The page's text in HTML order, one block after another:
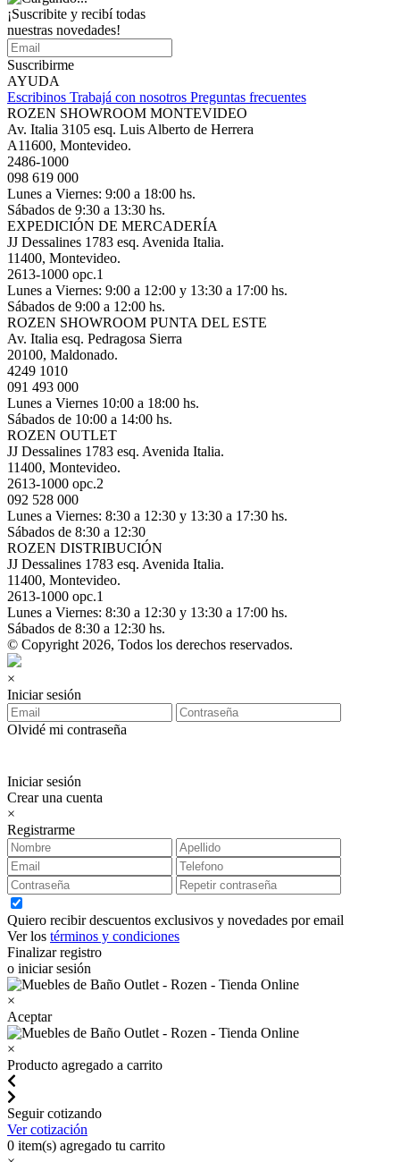
¡Suscribite y recibí todas
nuestras novedades!
Suscribirme
AYUDA
Escribinos Trabajá con nosotros Preguntas frecuentes
ROZEN SHOWROOM MONTEVIDEO
Av. Italia 3105 esq. Luis Alberto de Herrera
A11600, Montevideo.
2486-1000
098 619 000
Lunes a Viernes: 9:00 a 18:00 hs.
Sábados de 9:30 a 13:30 hs.
EXPEDICIÓN DE MERCADERÍA
JJ Dessalines 1783 esq. Avenida Italia.
11400, Montevideo.
2613-1000 opc.1
Lunes a Viernes: 9:00 a 12:00 y 13:30 a 17:00 hs.
Sábados de 9:00 a 12:00 hs.
ROZEN SHOWROOM PUNTA DEL ESTE
Av. Italia esq. Pedragosa Sierra
20100, Maldonado.
4249 1010
091 493 000
Lunes a Viernes 10:00 a 18:00 hs.
Sábados de 10:00 a 14:00 hs.
ROZEN OUTLET
JJ Dessalines 1783 esq. Avenida Italia.
11400, Montevideo.
2613-1000 opc.2
092 528 000
Lunes a Viernes: 8:30 a 12:30 y 13:30 a 17:30 hs.
Sábados de 8:30 a 12:30
ROZEN DISTRIBUCIÓN
JJ Dessalines 1783 esq. Avenida Italia.
11400, Montevideo.
2613-1000 opc.1
Lunes a Viernes: 8:30 a 12:30 y 13:30 a 17:00 hs.
Sábados de 8:30 a 12:30 hs.
© Copyright 2026, Todos los derechos reservados.
×
Iniciar sesión
Olvidé mi contraseña
Iniciar sesión
Crear una cuenta
×
Registrarme
Quiero recibir descuentos exclusivos y novedades por email
Ver los términos y condiciones
Finalizar registro
o iniciar sesión
×
Aceptar
×
Producto agregado a carrito
Seguir cotizando
Ver cotización
0 item(s) agregado tu carrito